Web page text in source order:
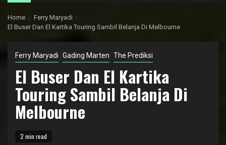
Home
Ferry Maryadi
El Buser Dan El Kartika Touring Sambil Belanja Di Melbourne
Ferry Maryadi Gading Marten The Prediksi
El Buser Dan El Kartika
Touring Sambil Belanja Di
Melbourne
2 min read